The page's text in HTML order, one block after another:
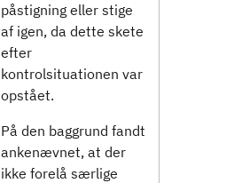
påstigning eller stige
af igen, da dette skete
efter
kontrolsituationen var
opstået.
På den baggrund fandt
ankenævnet, at der
ikke forelå særlige